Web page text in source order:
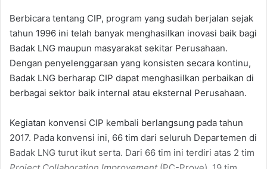
Berbicara tentang CIP, program yang sudah berjalan sejak
tahun 1996 ini telah banyak menghasilkan inovasi baik bagi
Badak LNG maupun masyarakat sekitar Perusahaan.
Dengan penyelenggaraan yang konsisten secara kontinu,
Badak LNG berharap CIP dapat menghasilkan perbaikan di
berbagai sektor baik internal atau eksternal Perusahaan.
Kegiatan konvensi CIP kembali berlangsung pada tahun
2017. Pada konvensi ini, 66 tim dari seluruh Departemen di
Badak LNG turut ikut serta. Dari 66 tim ini terdiri atas 2 tim